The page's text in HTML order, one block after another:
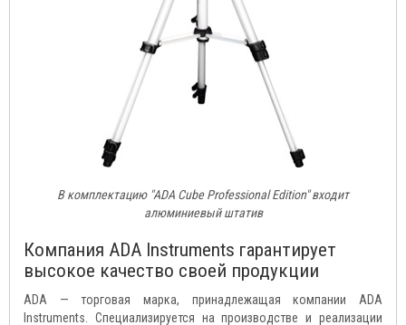
В комплектацию "ADA Cube Professional Edition" входит
алюминиевый штатив
Компания ADA Instruments гарантирует
высокое качество своей продукции
ADA — торговая марка, принадлежащая компании ADA
Instruments. Специализируется на производстве и реализации